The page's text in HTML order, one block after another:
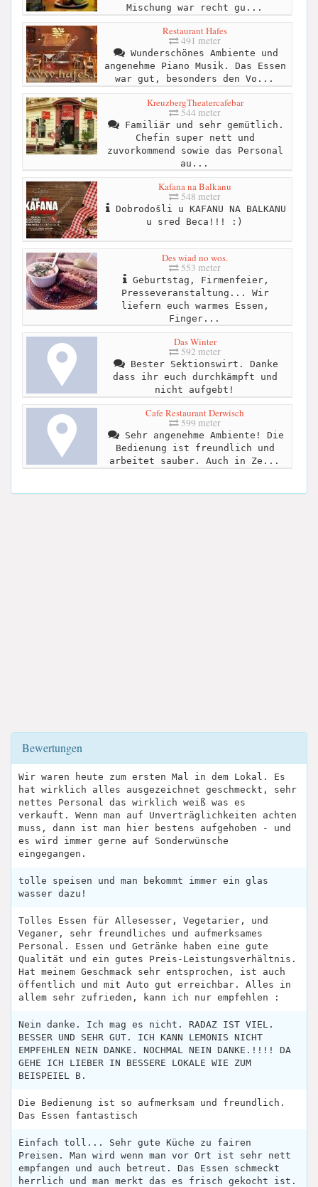
Mischung war recht gu...
Restaurant Hafes
491 meter
Wunderschönes Ambiente und
angenehme Piano Musik. Das Essen
war gut, besonders den Vo...
KreuzbergTheatercafebar
544 meter
Familiär und sehr gemütlich.
Chefin super nett und
zuvorkommend sowie das Personal
au...
Kafana na Balkanu
548 meter
Dobrodošli u KAFANU NA BALKANU
u sred Beca!!! :)
Des wiad no wos.
553 meter
Geburtstag, Firmenfeier,
Presseveranstaltung... Wir
liefern euch warmes Essen,
Finger...
Das Winter
592 meter
Bester Sektionswirt. Danke
dass ihr euch durchkämpft und
nicht aufgebt!
Cafe Restaurant Derwisch
599 meter
Sehr angenehme Ambiente! Die
Bedienung ist freundlich und
arbeitet sauber. Auch in Ze...
Bewertungen
Wir waren heute zum ersten Mal in dem Lokal. Es
hat wirklich alles ausgezeichnet geschmeckt, sehr
nettes Personal das wirklich weiß was es
verkauft. Wenn man auf Unverträglichkeiten achten
muss, dann ist man hier bestens aufgehoben - und
es wird immer gerne auf Sonderwünsche
eingegangen.
tolle speisen und man bekommt immer ein glas
wasser dazu!
Tolles Essen für Allesesser, Vegetarier, und
Veganer, sehr freundliches und aufmerksames
Personal. Essen und Getränke haben eine gute
Qualität und ein gutes Preis-Leistungsverhältnis.
Hat meinem Geschmack sehr entsprochen, ist auch
öffentlich und mit Auto gut erreichbar. Alles in
allem sehr zufrieden, kann ich nur empfehlen :
Nein danke. Ich mag es nicht. RADAZ IST VIEL.
BESSER UND SEHR GUT. ICH KANN LEMONIS NICHT
EMPFEHLEN NEIN DANKE. NOCHMAL NEIN DANKE.!!!! DA
GEHE ICH LIEBER IN BESSERE LOKALE WIE ZUM
BEISPEIEL B.
Die Bedienung ist so aufmerksam und freundlich.
Das Essen fantastisch
Einfach toll... Sehr gute Küche zu fairen
Preisen. Man wird wenn man vor Ort ist sehr nett
empfangen und auch betreut. Das Essen schmeckt
herrlich und man merkt das es frisch gekocht ist.